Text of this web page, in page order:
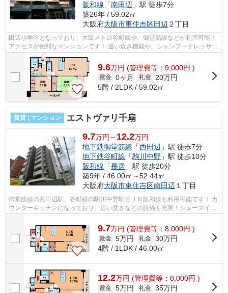
阪和線 「南田辺 」駅 徒歩7分
築26年 / 59.02㎡
大阪府大阪市東住吉区田辺 ２丁目
田辺小学区となっており、大阪メトロ谷町線や、御堂筋線などが利用可能！
アクセスが便利なマンションです！ 追い炊き機能や、シャンプードレッサー
など設備も充実です！駐車場も完備...
9.6万円 (管理費等：9,000円 )
敷金 0ヶ月 礼金
20万円
5階 / 2LDK / 59.02㎡
賃貸 | マンション エストヴァリ千扇
9.7万円～ 12.2万円
地下鉄御堂筋線 「西田辺 」駅 徒歩7分
地下鉄谷町線 「駒川中野 」駅 徒歩10分
阪和線 「長居 」駅 徒歩20分
築9年 / 46.00㎡～52.44㎡
大阪府大阪市東住吉区南田辺 １丁目
御堂筋線の西田辺駅、谷町線の駒川中野駅とＪＲ阪和線も利用可能です！ カ
ウンターキッチンになっており、追い焚きなどの設備も充実！シューズイン
クローゼットやウォークインクロー...
9.7万円 (管理費等：8,000円 )
敷金 5万円 礼金 30万円
4階 / 1LDK / 46.00㎡
12.2万円 (管理費等：8,000円 )
敷金 5万円 礼金 35万円